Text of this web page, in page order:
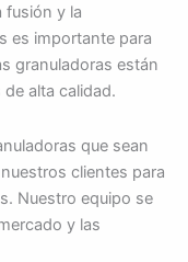
fusión y la
es importante para
granuladoras están
alta calidad.
que sean
clientes para
Nuestro equipo se
y las